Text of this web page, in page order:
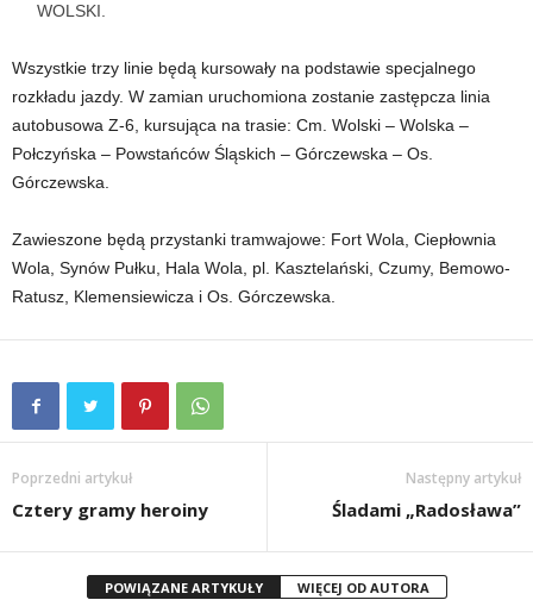
WOLSKI.
Wszystkie trzy linie będą kursowały na podstawie specjalnego
rozkładu jazdy. W zamian uruchomiona zostanie zastępcza linia
autobusowa Z-6, kursująca na trasie: Cm. Wolski – Wolska –
Połczyńska – Powstańców Śląskich – Górczewska – Os.
Górczewska.
Zawieszone będą przystanki tramwajowe: Fort Wola, Ciepłownia
Wola, Synów Pułku, Hala Wola, pl. Kasztelański, Czumy, Bemowo-
Ratusz, Klemensiewicza i Os. Górczewska.
Poprzedni artykuł
Cztery gramy heroiny
Następny artykuł
Śladami „Radosława”
POWIĄZANE ARTYKUŁY WIĘCEJ OD AUTORA